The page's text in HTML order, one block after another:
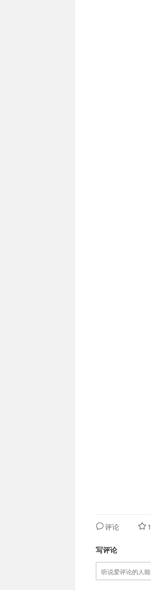
评论 1
写评论